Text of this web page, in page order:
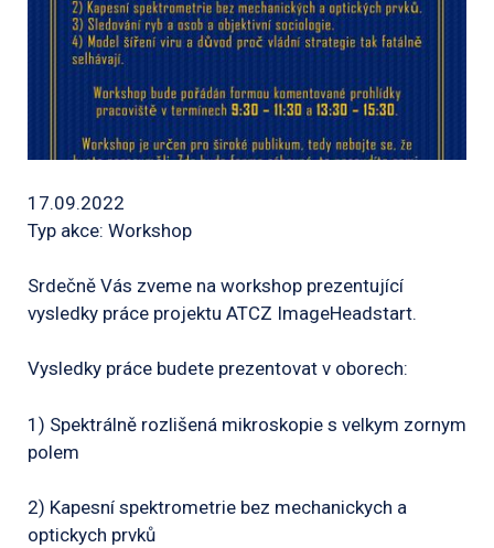
17.09.2022
Typ akce: Workshop
Srdečně Vás zveme na workshop prezentující
vysledky práce projektu ATCZ ImageHeadstart.
Vysledky práce budete prezentovat v oborech:
1) Spektrálně rozlišená mikroskopie s velkym zornym
polem
2) Kapesní spektrometrie bez mechanickych a
optickych prvků